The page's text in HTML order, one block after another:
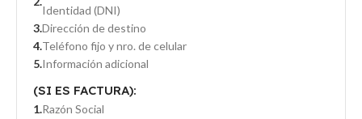
Identidad (DNI)
Dirección de destino
Teléfono fijo y nro. de celular
Información adicional
(SI ES FACTURA):
Razón Social